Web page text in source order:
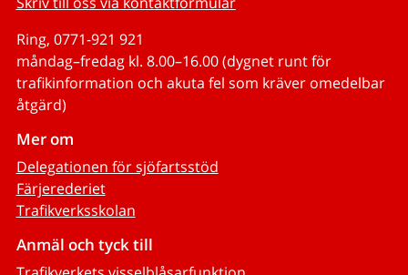
Ring, 0771-921 921
måndag–fredag kl. 8.00–16.00 (dygnet runt för
trafikinformation och akuta fel som kräver omedelbar
åtgärd)
Mer om
Delegationen för sjöfartsstöd
Färjerederiet
Trafikverksskolan
Anmäl och tyck till